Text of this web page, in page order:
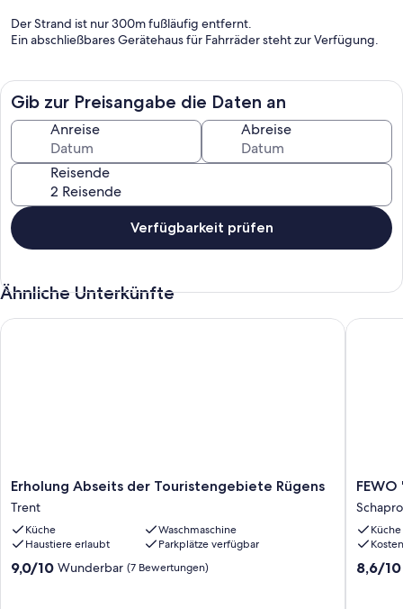
Der Strand ist nur 300m fußläufig entfernt.
Ein abschließbares Gerätehaus für Fahrräder steht zur Verfügung.
Gib zur Preisangabe die Daten an
Anreise Abreise
Reisende
Verfügbarkeit prüfen
Ähnliche Unterkünfte
Erholung
Abseits
der
Touristengebiete
Rügens
Trent
Erholung Abseits der Touristengebiete Rügens
Trent
Küche
Waschmaschine
Haustiere erlaubt
Parkplätze verfügbar
9.0
9,0/10 Wunderbar (7 Bewertungen)
Erholung Abseits der Touristengebiete Rügens
FEWO
in
Küche
8.6
8,6/10
FEWO